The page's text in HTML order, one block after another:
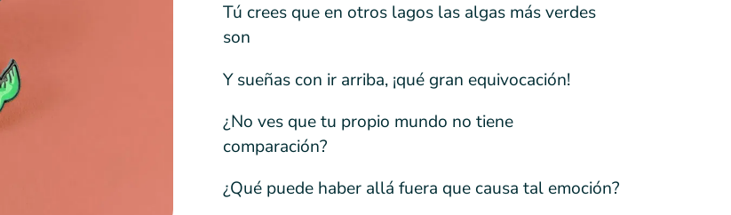
Tú crees que en otros lagos las algas más verdes
son
Y sueñas con ir arriba, ¡qué gran equivocación!
¿No ves que tu propio mundo no tiene
comparación?
¿Qué puede haber allá fuera que causa tal emoción?